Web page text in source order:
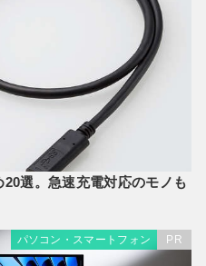
選。急速充電対応のモノも
パソコン・スマートフォン PR